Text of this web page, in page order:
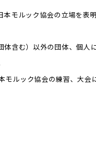
モルック協会の立場を表
含む）以外の団体、個人
ルック協会の練習、大会